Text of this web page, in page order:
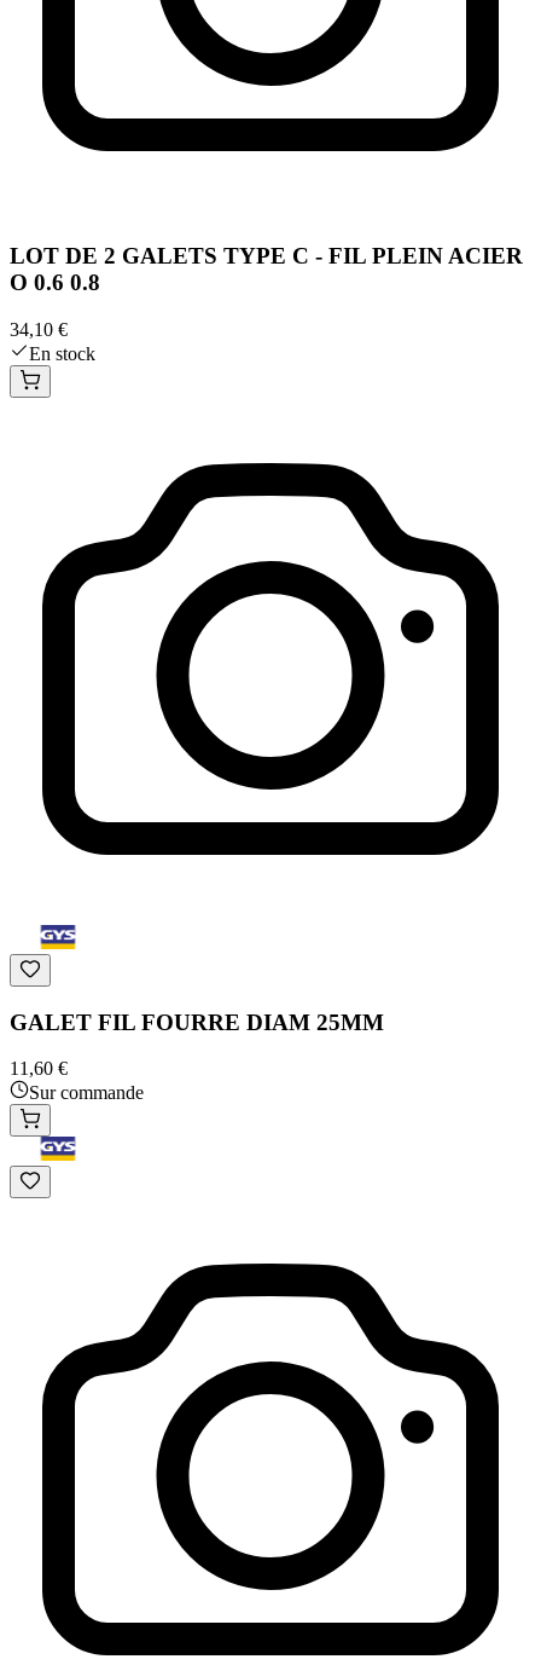
LOT DE 2 GALETS TYPE C - FIL PLEIN ACIER
O 0.6 0.8
34,10 €
En stock
GALET FIL FOURRE DIAM 25MM
11,60 €
Sur commande